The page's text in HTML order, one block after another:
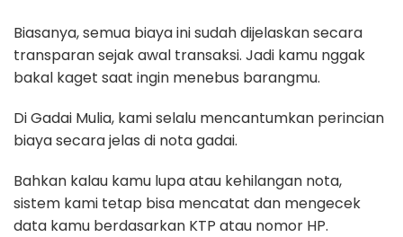
Biasanya, semua biaya ini sudah dijelaskan secara
transparan sejak awal transaksi. Jadi kamu nggak
bakal kaget saat ingin menebus barangmu.
Di Gadai Mulia, kami selalu mencantumkan perincian
biaya secara jelas di nota gadai.
Bahkan kalau kamu lupa atau kehilangan nota,
sistem kami tetap bisa mencatat dan mengecek
data kamu berdasarkan KTP atau nomor HP.